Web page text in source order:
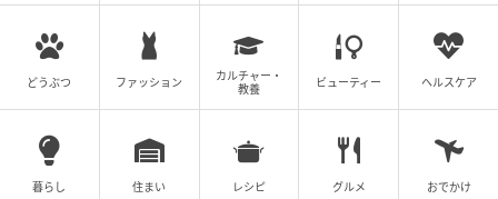
どうぶつ ファッション
カルチャー・
教養
ビューティー ヘルスケア
暮らし 住まい レシピ グルメ おでかけ